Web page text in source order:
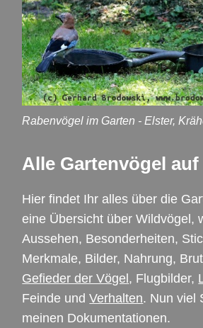
Rabenvögel im Garten - Elster,
Alle Gartenvögel
Hier findet Ihr alles über die
eine Übersicht über Wildvögel,
Aussehen, Besonderheiten,
Merkmale, Bilder, Nahrung,
Gefieder der Vögel, Flugbilder,
Feinde undVerhalten. Nun viel
meinen Dokumentationen.